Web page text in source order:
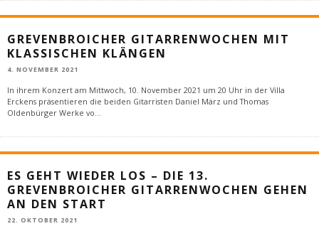
GREVENBROICHER GITARRENWOCHEN MIT
KLASSISCHEN KLÄNGEN
4. NOVEMBER 2021
In ihrem Konzert am Mittwoch, 10. November 2021 um 20 Uhr in der Villa
Erckens präsentieren die beiden Gitarristen Daniel März und Thomas
Oldenbürger Werke vo
ES GEHT WIEDER LOS – DIE 13.
GREVENBROICHER GITARRENWOCHEN GEHEN
AN DEN START
22. OKTOBER 2021